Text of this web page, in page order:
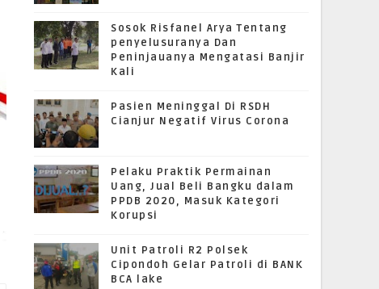
Sosok Risfanel Arya Tentang
penyelusuranya Dan
Peninjauanya Mengatasi Banjir
Kali
Pasien Meninggal Di RSDH
Cianjur Negatif Virus Corona
Pelaku Praktik Permainan
Uang, Jual Beli Bangku dalam
PPDB 2020, Masuk Kategori
Korupsi
Unit Patroli R2 Polsek
Cipondoh Gelar Patroli di BANK
BCA lake